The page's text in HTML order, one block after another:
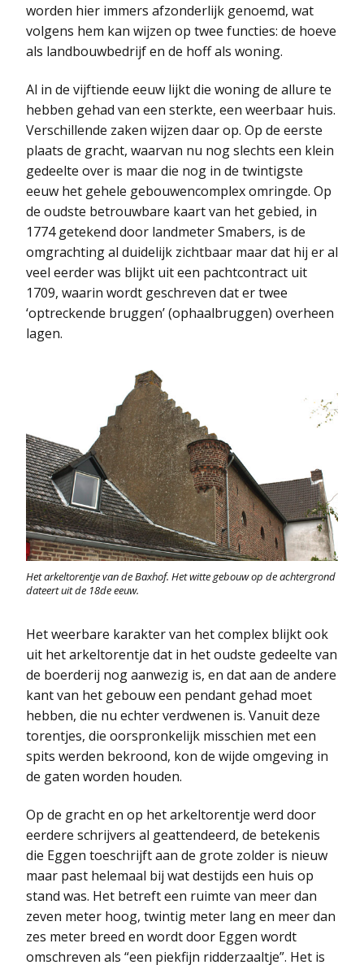
worden hier immers afzonderlijk genoemd, wat
volgens hem kan wijzen op twee functies: de hoeve
als landbouwbedrijf en de hoff als woning.
Al in de vijftiende eeuw lijkt die woning de allure te
hebben gehad van een sterkte, een weerbaar huis.
Verschillende zaken wijzen daar op. Op de eerste
plaats de gracht, waarvan nu nog slechts een klein
gedeelte over is maar die nog in de twintigste
eeuw het gehele gebouwencomplex omringde. Op
de oudste betrouwbare kaart van het gebied, in
1774 getekend door landmeter Smabers, is de
omgrachting al duidelijk zichtbaar maar dat hij er al
veel eerder was blijkt uit een pachtcontract uit
1709, waarin wordt geschreven dat er twee
‘optreckende bruggen’ (ophaalbruggen) overheen
lagen.
Het arkeltorentje van de Baxhof. Het witte gebouw op de achtergrond
dateert uit de 18de eeuw.
Het weerbare karakter van het complex blijkt ook
uit het arkeltorentje dat in het oudste gedeelte van
de boerderij nog aanwezig is, en dat aan de andere
kant van het gebouw een pendant gehad moet
hebben, die nu echter verdwenen is. Vanuit deze
torentjes, die oorspronkelijk misschien met een
spits werden bekroond, kon de wijde omgeving in
de gaten worden houden.
Op de gracht en op het arkeltorentje werd door
eerdere schrijvers al geattendeerd, de betekenis
die Eggen toeschrijft aan de grote zolder is nieuw
maar past helemaal bij wat destijds een huis op
stand was. Het betreft een ruimte van meer dan
zeven meter hoog, twintig meter lang en meer dan
zes meter breed en wordt door Eggen wordt
omschreven als “een piekfijn ridderzaaltje”. Het is